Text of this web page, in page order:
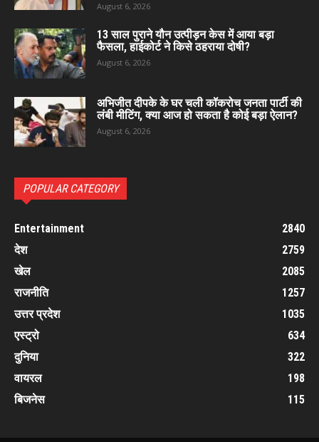
August 6, 2026
13 साल पुराने यौन उत्पीड़न केस में आया बड़ा
फैसला, हाईकोर्ट ने किसे ठहराया दोषी?
August 6, 2026
अभिजीत दीपके के घर चली कॉकरोच जनता पार्टी की
लंबी मीटिंग, क्या आज हो सकता है कोई बड़ा ऐलान?
August 6, 2026
POPULAR CATEGORY
Entertainment
2840
देश
2759
खेल
2085
राजनीति
1257
उत्तर प्रदेश
1035
एस्ट्रो
634
दुनिया
322
वायरल
198
बिजनेस
115